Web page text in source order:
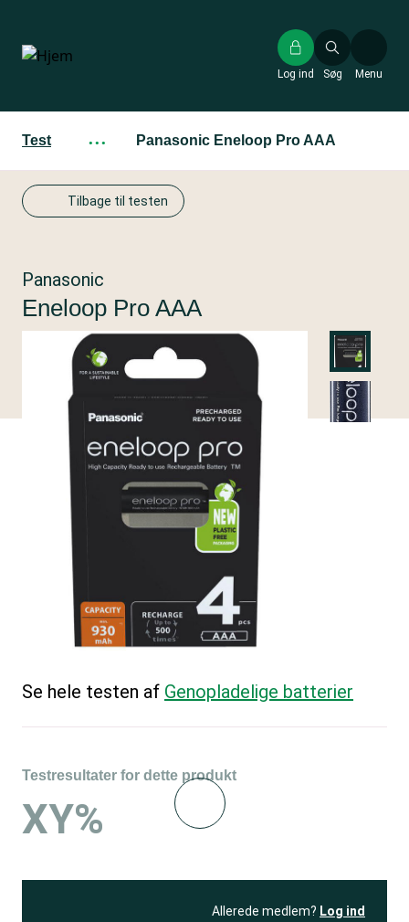
hovedindhold
Søg
Log ind Menu
Test ··· Panasonic Eneloop Pro AAA
Tilbage til testen
Panasonic
Eneloop Pro AAA
Se hele testen af Genopladelige batterier
Testresultater for dette produkt
XY%
Allerede medlem? Log ind